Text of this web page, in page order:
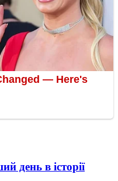
день в історії